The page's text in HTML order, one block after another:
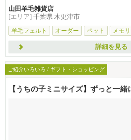
山田羊毛雑貨店
[エリア] 千葉県 木更津市
羊毛フェルト
オーダー ペット メモ
詳細を見る
ご紹介いろいろ / ギフト・ショッピング
【うちの子ミニサイズ】ずっと一